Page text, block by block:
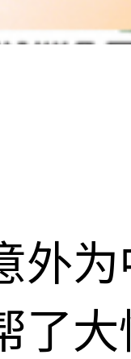
外为
了大